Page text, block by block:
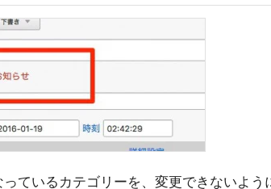
ているカテゴリーを、変更できないよう